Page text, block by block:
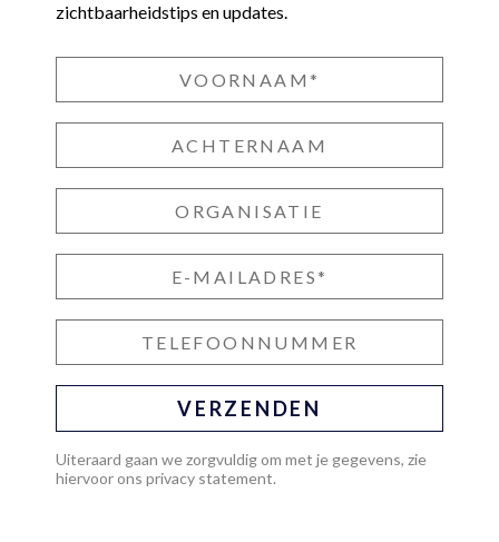
zichtbaarheidstips en updates.
VERZENDEN
Uiteraard gaan we zorgvuldig om met je gegevens, zie
hiervoor ons privacy statement.